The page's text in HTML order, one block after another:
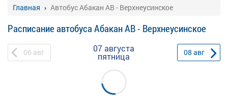
Главная Автобус Абакан АВ - Верхнеусинское
Расписание автобуса Абакан АВ - Верхнеусинское
06 авг 07 августа
пятница 08 авг